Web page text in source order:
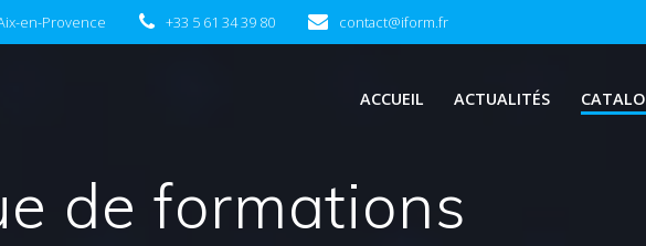
en-Provence +33 5 61 34 39 80 contact@iform.fr
ACCUEIL ACTUALITÉS
de formations